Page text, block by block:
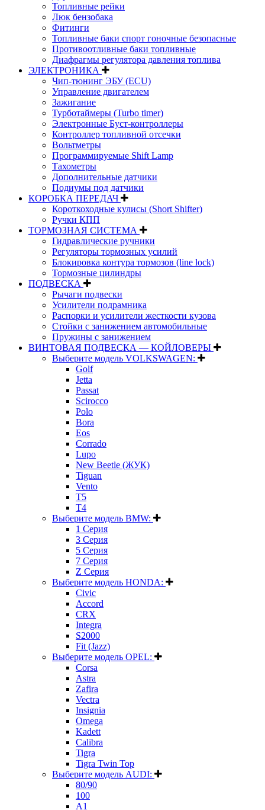
Топливные рейки
Люк бензобака
Фитинги
Топливные баки спорт гоночные безопасные
Противоотливные баки топливные
Диафрагмы регулятора давления топлива
ЭЛЕКТРОНИКА
Чип-тюнинг ЭБУ (ECU)
Управление двигателем
Зажигание
Турботаймеры (Turbo timer)
Электронные Буст-контроллеры
Контроллер топливной отсечки
Вольтметры
Программируемые Shift Lamp
Тахометры
Дополнительные датчики
Подиумы под датчики
КОРОБКА ПЕРЕДАЧ
Короткоходные кулисы (Short Shifter)
Ручки КПП
ТОРМОЗНАЯ СИСТЕМА
Гидравлические ручники
Регуляторы тормозных усилий
Блокировка контура тормозов (line lock)
Тормозные цилиндры
ПОДВЕСКА
Рычаги подвески
Усилители подрамника
Распорки и усилители жесткости кузова
Стойки с занижением автомобильные
Пружины с занижением
ВИНТОВАЯ ПОДВЕСКА — КОЙЛОВЕРЫ
Выберите модель VOLKSWAGEN:
Golf
Jetta
Passat
Scirocco
Polo
Bora
Eos
Corrado
Lupo
New Beetle (ЖУК)
Tiguan
Vento
T5
T4
Выберите модель BMW:
1 Серия
3 Серия
5 Серия
7 Серия
Z Серия
Выберите модель HONDA:
Civic
Accord
CRX
Integra
S2000
Fit (Jazz)
Выберите модель OPEL:
Corsa
Astra
Zafira
Vectra
Insignia
Omega
Kadett
Calibra
Tigra
Tigra Twin Top
Выберите модель AUDI:
80/90
100
A1